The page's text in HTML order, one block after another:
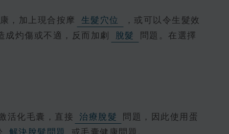
，加上現合按摩 生髮穴位
，或可以令生髮效
成灼傷或不適，反而加劇
脫髮 問題。在選擇
活化毛囊，直接 治療脫髮
問題，因此使用蛋